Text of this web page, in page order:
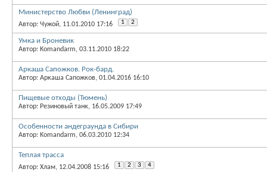
Министерство Любви (Ленинград)
Автор: Чужой, 11.01.2010 17:16 1 2
Умка и Броневик
Автор: Komandarm, 03.11.2010 18:22
Аркаша Сапожков. Рок-бард.
Автор: Аркаша Сапожков, 01.04.2016 16:10
Пищевые отходы (Тюмень)
Автор: Резиновый танк, 16.05.2009 17:49
Особенности андеграунда в Сибири
Автор: Komandarm, 06.03.2010 12:34
Теплая трасса
Автор: Хлам, 12.04.2008 15:16 1 2 3 4